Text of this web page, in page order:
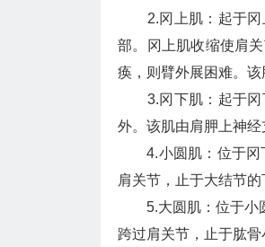
2.冈上肌：起于冈上
部。冈上肌收缩使肩
痪，则臂外展困难。该
3.冈下肌：起于冈下
外。该肌由肩胛上神经
4.小圆肌：位于冈下
肩关节，止于大结节
5.大圆肌：位于小圆
跨过肩关节，止于肱